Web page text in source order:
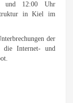
und 12:00 Uhr
in Kiel im
der
die Internet- und